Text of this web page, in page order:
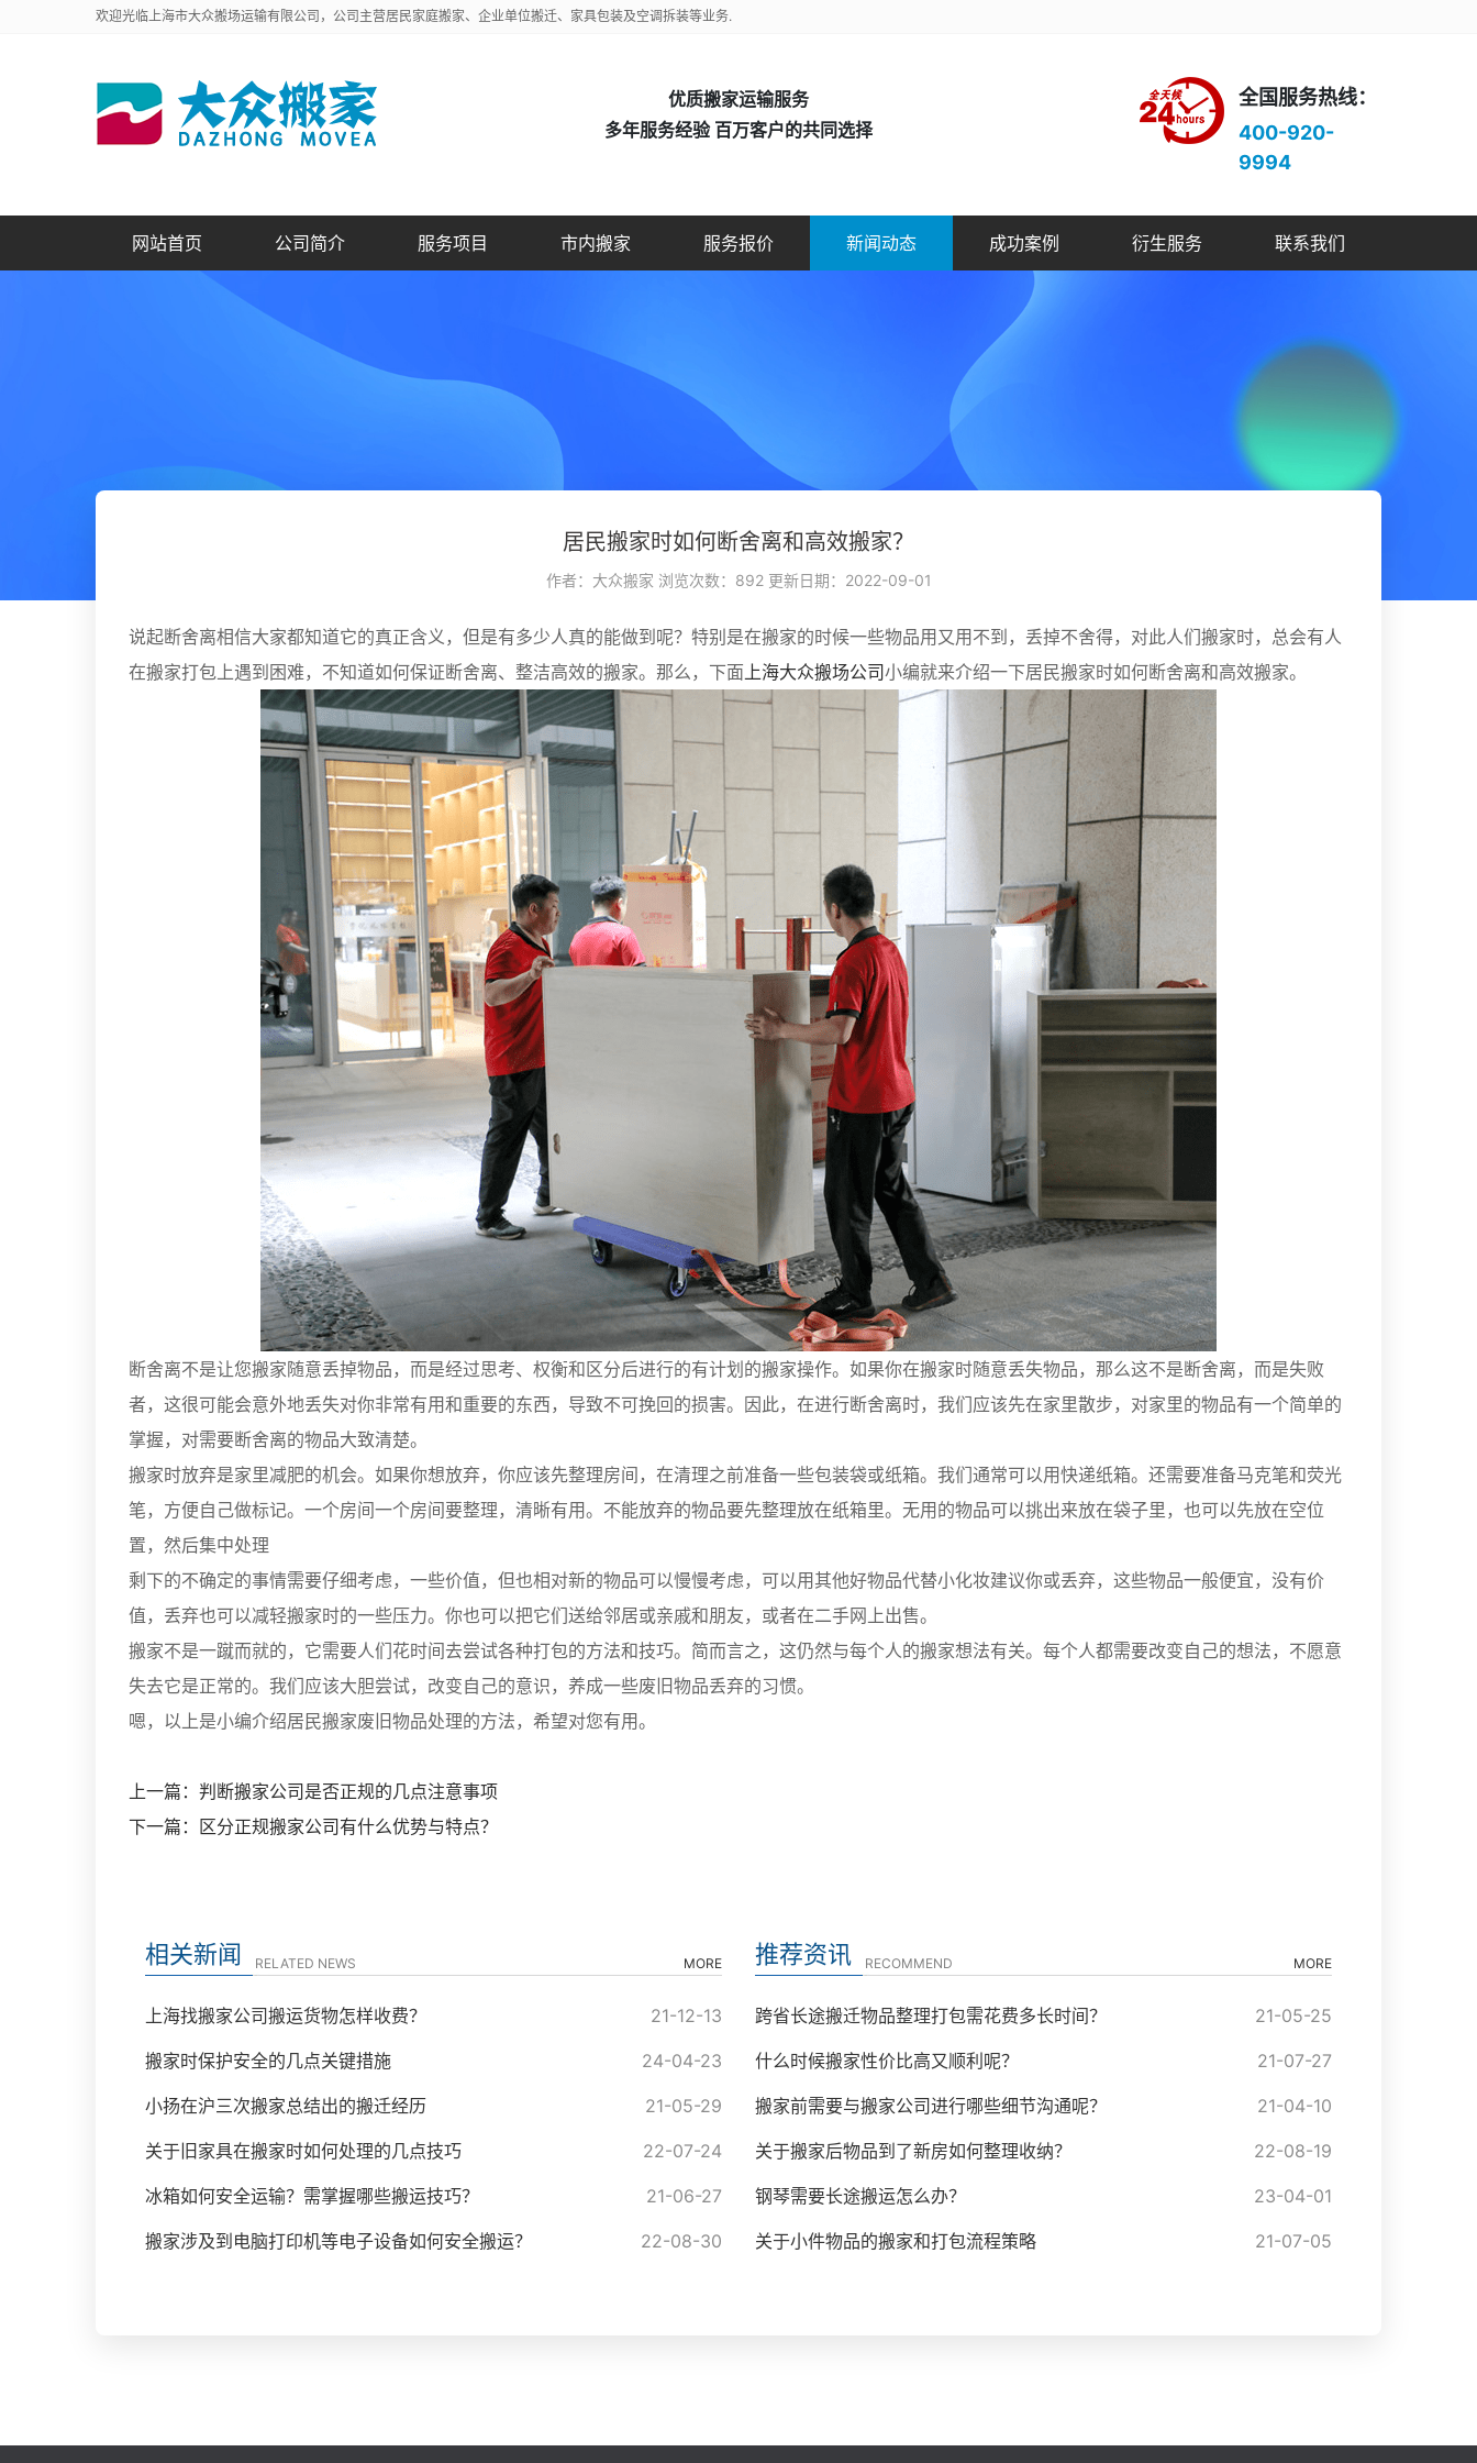
欢迎光临上海市大众搬场运输有限公司，公司主营居民家庭搬家、企业单位搬迁、家具包装及空调拆装等业务.
优质搬家运输服务
多年服务经验 百万客户的共同选择
全国服务热线：
400-920-
9994
网站首页 公司简介 服务项目 市内搬家 服务报价 新闻动态 成功案例 衍生服务 联系我们
居民搬家时如何断舍离和高效搬家？
作者：大众搬家 浏览次数： 892 更新日期：2022-09-01
说起断舍离相信大家都知道它的真正含义，但是有多少人真的能做到呢？特别是在搬家的时候一些物品用又用不到，丢掉不舍得，对此人们搬家时，总会有人
在搬家打包上遇到困难，不知道如何保证断舍离、整洁高效的搬家。那么，下面上海大众搬场公司小编就来介绍一下居民搬家时如何断舍离和高效搬家。
断舍离不是让您搬家随意丢掉物品，而是经过思考、权衡和区分后进行的有计划的搬家操作。如果你在搬家时随意丢失物品，那么这不是断舍离，而是失败
者，这很可能会意外地丢失对你非常有用和重要的东西，导致不可挽回的损害。因此，在进行断舍离时，我们应该先在家里散步，对家里的物品有一个简单的
掌握，对需要断舍离的物品大致清楚。
搬家时放弃是家里减肥的机会。如果你想放弃，你应该先整理房间，在清理之前准备一些包装袋或纸箱。我们通常可以用快递纸箱。还需要准备马克笔和荧光
笔，方便自己做标记。一个房间一个房间要整理，清晰有用。不能放弃的物品要先整理放在纸箱里。无用的物品可以挑出来放在袋子里，也可以先放在空位
置，然后集中处理
剩下的不确定的事情需要仔细考虑，一些价值，但也相对新的物品可以慢慢考虑，可以用其他好物品代替小化妆建议你或丢弃，这些物品一般便宜，没有价
值，丢弃也可以减轻搬家时的一些压力。你也可以把它们送给邻居或亲戚和朋友，或者在二手网上出售。
搬家不是一蹴而就的，它需要人们花时间去尝试各种打包的方法和技巧。简而言之，这仍然与每个人的搬家想法有关。每个人都需要改变自己的想法，不愿意
失去它是正常的。我们应该大胆尝试，改变自己的意识，养成一些废旧物品丢弃的习惯。
嗯，以上是小编介绍居民搬家废旧物品处理的方法，希望对您有用。
上一篇：判断搬家公司是否正规的几点注意事项
下一篇：区分正规搬家公司有什么优势与特点？
相关新闻 RELATED NEWS MORE
上海找搬家公司搬运货物怎样收费？ 21-12-13
搬家时保护安全的几点关键措施 24-04-23
小扬在沪三次搬家总结出的搬迁经历 21-05-29
关于旧家具在搬家时如何处理的几点技巧 22-07-24
冰箱如何安全运输？需掌握哪些搬运技巧？ 21-06-27
搬家涉及到电脑打印机等电子设备如何安全搬运？ 22-08-30
推荐资讯 RECOMMEND MORE
跨省长途搬迁物品整理打包需花费多长时间？ 21-05-25
什么时候搬家性价比高又顺利呢？ 21-07-27
搬家前需要与搬家公司进行哪些细节沟通呢？ 21-04-10
关于搬家后物品到了新房如何整理收纳？ 22-08-19
钢琴需要长途搬运怎么办？ 23-04-01
关于小件物品的搬家和打包流程策略 21-07-05